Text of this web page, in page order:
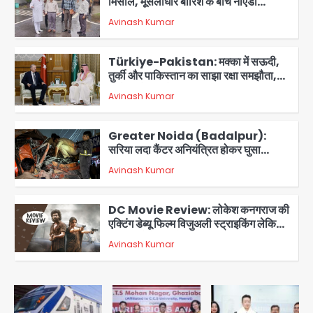
2
प्राधिकरण ने संभाला मोर्चा, सेक्टर 105
आरडब्ल्यूए ने जताया आभार
Avinash Kumar
3
Türkiye-Pakistan: मक्का में सऊदी,
तुर्की और पाकिस्तान का साझा रक्षा समझौता,
जानें इसके मायने
Avinash Kumar
4
Greater Noida (Badalpur):
सरिया लदा कैंटर अनियंत्रित होकर घुसा
किराना दुकान में , ड्राइवर की मौत
Avinash Kumar
5
DC Movie Review: लोकेश कनगराज की
एक्टिंग डेब्यू फिल्म विजुअली स्ट्राइकिंग लेकिन
स्क्रीनप्ले में कमजोर, लेकिन कहानी अधूरी रह
गई, 3 स्टार रेटिंग
Avinash Kumar
Felix Hospital Noida: फेलिक्स
हॉस्पिटल और नोएडा लोक मंच की पहल, अब